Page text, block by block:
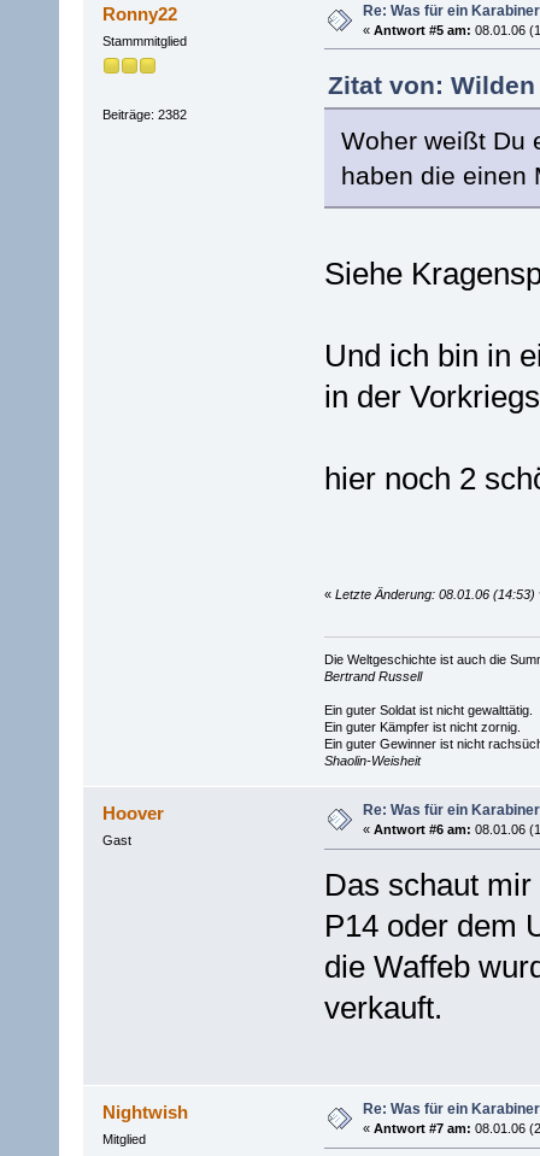
Ronny22
Stammmitglied
Beiträge: 2382
Re: Was für ein
« Antwort #5 am: 08.01.06
Zitat von: Wilden
Woher weißt Du
haben die einen
Siehe
Und ich bin in
in der
hier noch 2
« Letzte Änderung: 08.01.06 (14:53)
Die Weltgeschichte ist auch die
Bertrand Russell
Ein guter Soldat ist nicht gewalttätig.
Ein guter Kämpfer ist nicht zornig.
Ein guter Gewinner ist nicht
Shaolin-Weisheit
Hoover
Gast
Re: Was für ein
« Antwort #6 am: 08.01.06
Das schaut
P14 oder dem
die Waffeb
verkauft.
Nightwish
Mitglied
Re: Was für ein
« Antwort #7 am: 08.01.06